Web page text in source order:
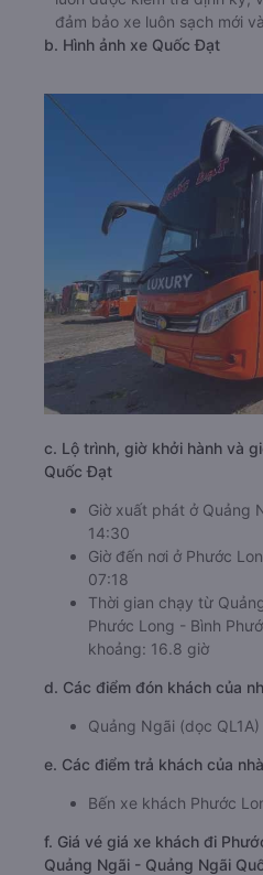
đảm bảo xe luôn sạch mới
b. Hình ảnh xe Quốc Đạt
c. Lộ trình, giờ khởi hành và
Quốc Đạt
Giờ xuất phát ở Quảng
14:30
Giờ đến nơi ở Phước
07:18
Thời gian chạy từ
Phước Long - Bình
khoảng: 16.8 giờ
d. Các điểm đón khách của
Quảng Ngãi (dọc QL1A)
e. Các điểm trả khách của
Bến xe khách Phước
f. Giá vé giá xe khách đi
Quảng Ngãi - Quảng Ngãi